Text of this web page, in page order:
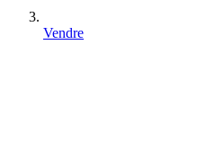
Vendre